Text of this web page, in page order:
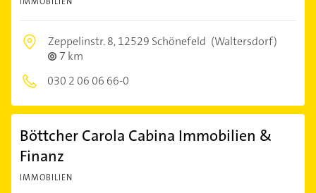
Zeppelinstr. 8,12529 Schönefeld (Waltersdorf)
7 km
030 2 06 06 66-0
Böttcher Carola Cabina Immobilien &
Finanz
IMMOBILIEN